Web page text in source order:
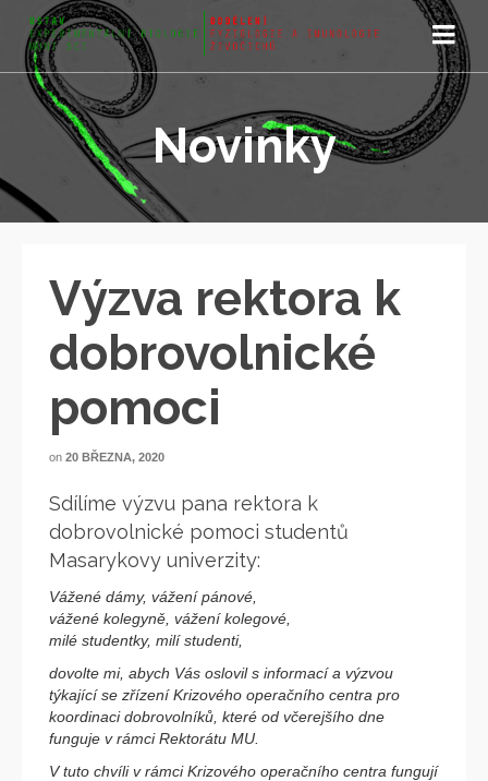
Novinky
Výzva rektora k
dobrovolnické
pomoci
on 20 BŘEZNA, 2020
Sdílíme výzvu pana rektora k
dobrovolnické pomoci studentů
Masarykovy univerzity:
Vážené dámy, vážení pánové,
vážené kolegyně, vážení kolegové,
milé studentky, milí studenti,
dovolte mi, abych Vás oslovil s informací a výzvou
týkající se zřízení Krizového operačního centra pro
koordinaci dobrovolníků, které od včerejšího dne
funguje v rámci Rektorátu MU.
V tuto chvíli v rámci Krizového operačního centra fungují